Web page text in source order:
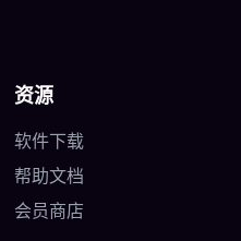
资源
软件下载
帮助文档
会员商店